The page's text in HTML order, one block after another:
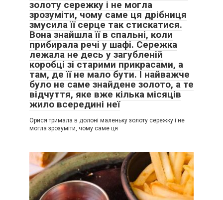
золоту сережку і не могла
зрозуміти, чому саме ця дрібниця
змусила її серце так стискатися.
Вона знайшла її в спальні, коли
прибирала речі у шафі. Сережка
лежала не десь у загубленій
коробці зі старими прикрасами, а
там, де її не мало бути. І найважче
було не саме знайдене золото, а те
відчуття, яке вже кілька місяців
жило всередині неї
Орися тримала в долоні маленьку золоту сережку і не
могла зрозуміти, чому саме ця